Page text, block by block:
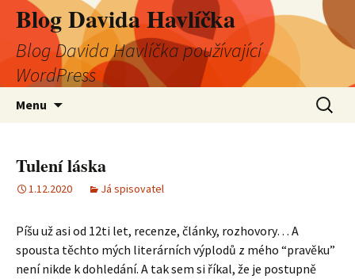
Blog Davida Havlíčka
Blog Davida Havlíčka používající
WordPress
Menu
Tulení láska
1.12.2020 Já spisovatel
Píšu už asi od 12ti let, recenze, články, rozhovory… A
spousta těchto mých literárních výplodů z mého “pravěku”
není nikde k dohledání. A tak sem si říkal, že je postupně